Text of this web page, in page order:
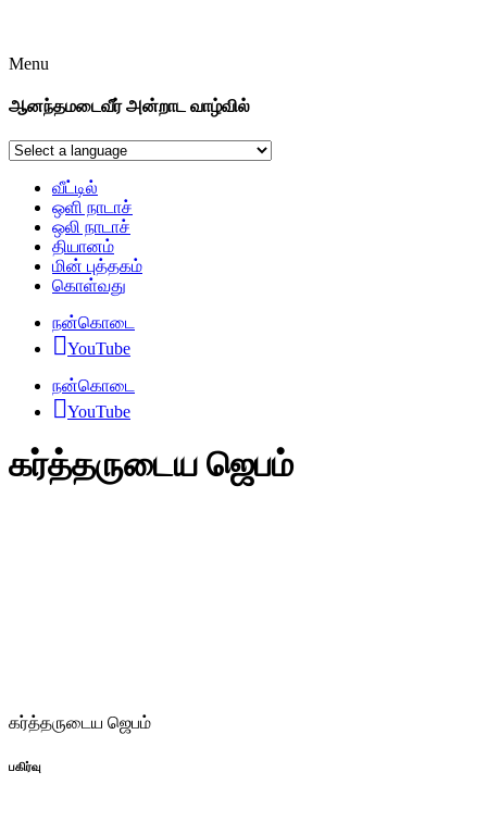
Menu
ஆனந்தமடைவீர் அன்றாட வாழ்வில்
வீட்டில்
ஒளி நாடாச்
ஒலி நாடாச்
தியானம்
மின் புத்தகம்
கொள்வது
நன்கொடை
YouTube
நன்கொடை
YouTube
கர்த்தருடைய ஜெபம்
கர்த்தருடைய ஜெபம்
பகிர்வு